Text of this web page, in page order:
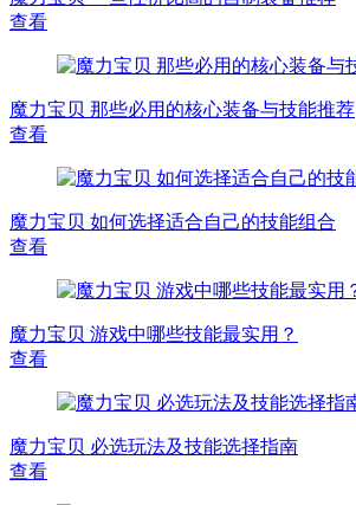
查看
魔力宝贝 那些必用的核心装备与技能推荐
查看
魔力宝贝 如何选择适合自己的技能组合
查看
魔力宝贝 游戏中哪些技能最实用？
查看
魔力宝贝 必选玩法及技能选择指南
查看